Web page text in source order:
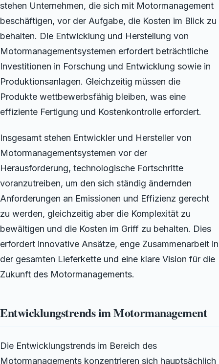
stehen Unternehmen, die sich mit Motormanagement
beschäftigen, vor der Aufgabe, die Kosten im Blick zu
behalten. Die Entwicklung und Herstellung von
Motormanagementsystemen erfordert beträchtliche
Investitionen in Forschung und Entwicklung sowie in
Produktionsanlagen. Gleichzeitig müssen die
Produkte wettbewerbsfähig bleiben, was eine
effiziente Fertigung und Kostenkontrolle erfordert.
Insgesamt stehen Entwickler und Hersteller von
Motormanagementsystemen vor der
Herausforderung, technologische Fortschritte
voranzutreiben, um den sich ständig ändernden
Anforderungen an Emissionen und Effizienz gerecht
zu werden, gleichzeitig aber die Komplexität zu
bewältigen und die Kosten im Griff zu behalten. Dies
erfordert innovative Ansätze, enge Zusammenarbeit in
der gesamten Lieferkette und eine klare Vision für die
Zukunft des Motormanagements.
Entwicklungstrends im Motormanagement
Die Entwicklungstrends im Bereich des
Motormanagements konzentrieren sich hauptsächlich